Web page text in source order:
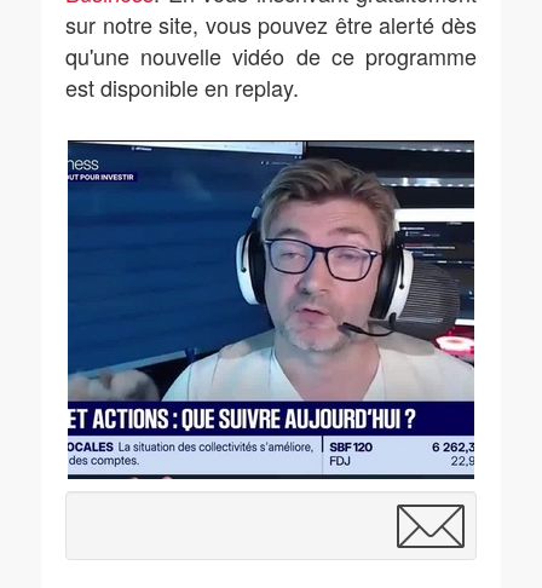
sur notre site, vous pouvez être alerté dès
qu'une nouvelle vidéo de ce programme
est disponible en replay.